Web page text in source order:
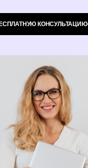
КОНСУЛЬТАЦИЮ